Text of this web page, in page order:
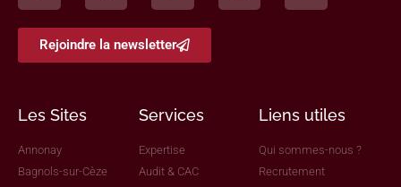
Rejoindre la newsletter
Les Sites
Annonay
Bagnols-sur-Cèze
Services
Expertise
Audit & CAC
Liens utiles
Qui sommes-nous ?
Recrutement